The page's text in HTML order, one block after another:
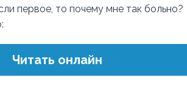
первое, то почему мне так больно?
Читать онлайн